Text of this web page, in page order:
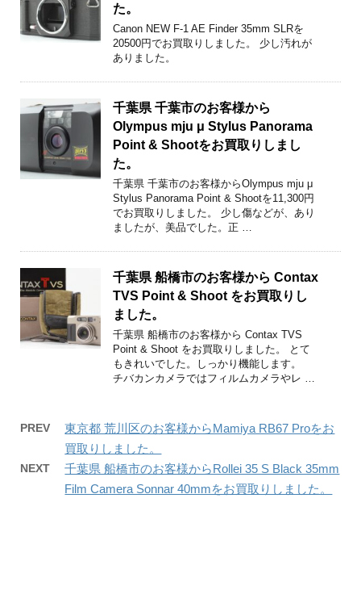
た。
Canon NEW F-1 AE Finder 35mm SLRを
20500円でお買取りしました。 少し汚れが
ありました。
千葉県 千葉市のお客様から
Olympus mju μ Stylus Panorama
Point & Shootをお買取りしまし
た。
千葉県 千葉市のお客様からOlympus mju μ
Stylus Panorama Point & Shootを11,300円
でお買取りしました。 少し傷などが、あり
ましたが、美品でした。正 …
千葉県 船橋市のお客様から Contax
TVS Point & Shoot をお買取りし
ました。
千葉県 船橋市のお客様から Contax TVS
Point & Shoot をお買取りしました。 とて
もきれいでした。しっかり機能します。
チバカンカメラではフィルムカメラやレ …
PREV
東京都 荒川区のお客様からMamiya RB67 Proをお
買取りしました。
NEXT
千葉県 船橋市のお客様からRollei 35 S Black 35mm
Film Camera Sonnar 40mmをお買取りしました。